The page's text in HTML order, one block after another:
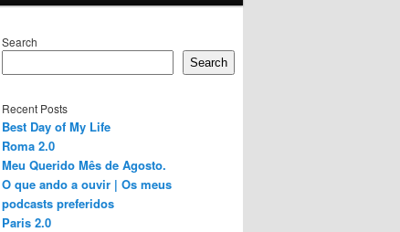
Search
Search
Recent Posts
Best Day of My Life
Roma 2.0
Meu Querido Mês de Agosto.
O que ando a ouvir | Os meus
podcasts preferidos
Paris 2.0